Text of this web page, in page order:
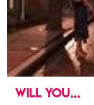
WILL YOU...